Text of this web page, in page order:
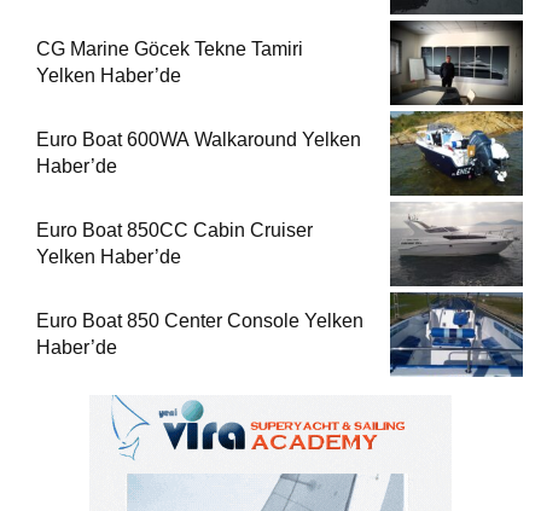
CG Marine Göcek Tekne Tamiri
Yelken Haber’de
Euro Boat 600WA Walkaround Yelken
Haber’de
Euro Boat 850CC Cabin Cruiser
Yelken Haber’de
Euro Boat 850 Center Console Yelken
Haber’de